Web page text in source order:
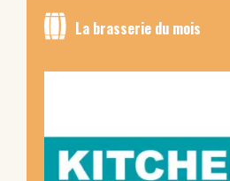
La brasserie du mois